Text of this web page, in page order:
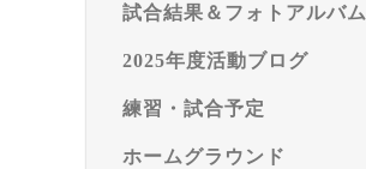
試合結果＆フォトアルバム
2025年度活動ブログ
練習・試合予定
ホームグラウンド